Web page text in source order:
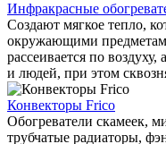
Инфракрасные
Создают мягкое тепло,
окружающими
рассеивается по воздуху,
и людей, при этом
Конвекторы Frico
Обогреватели скамеек,
трубчатые радиаторы,